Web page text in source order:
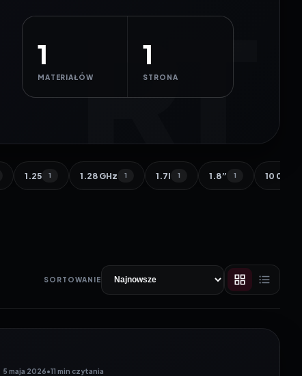
1
MATERIAŁÓW
1
STRONA
1.25 1 1.28 GHz 1 1.7l 1 1.8” 1 10 000
SORTOWANIE
5 maja 2026•11 min czytania